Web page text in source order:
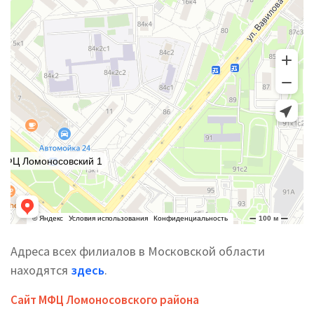
Адреса всех филиалов в Московской области
находятся здесь.
Сайт МФЦ Ломоносовского района